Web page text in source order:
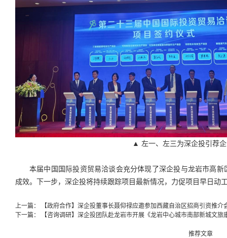
▲ 左一、左三为深企投引荐
本届中国国际投资贸易洽谈会充分体现了深企投与龙岩市高
成效。下一步，深企投将持续跟踪项目最新情况，力促项目早日动
上一篇：
【政府合作】深企投董事长聂仰禄应邀参加西藏自治区招商引资推介
下一篇：
【咨询调研】深企投团队赴龙岩市开展《龙岩中心城市南部新城文
推荐文章